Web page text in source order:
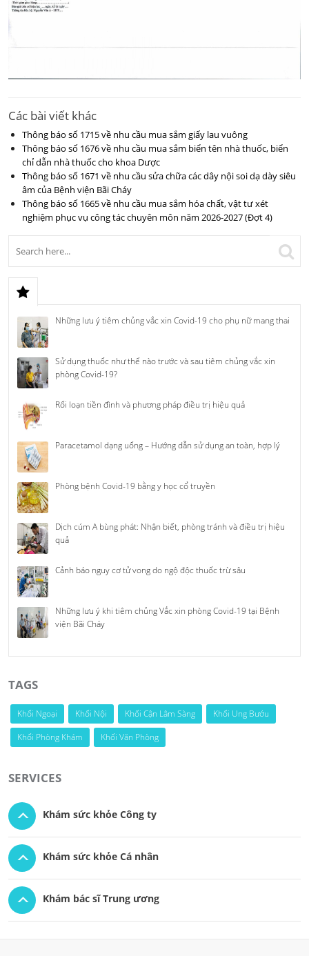
Các bài viết khác
Thông báo số 1715 về nhu cầu mua sắm giấy lau vuông
Thông báo số 1676 về nhu cầu mua sắm biển tên nhà thuốc, biển
chỉ dẫn nhà thuốc cho khoa Dược
Thông báo số 1671 về nhu cầu sửa chữa các dây nội soi dạ dày siêu
âm của Bệnh viện Bãi Cháy
Thông báo số 1665 về nhu cầu mua sắm hóa chất, vật tư xét
nghiệm phục vụ công tác chuyên môn năm 2026-2027 (Đợt 4)
Những lưu ý tiêm chủng vắc xin Covid-19 cho phụ nữ mang thai
Sử dụng thuốc như thế nào trước và sau tiêm chủng vắc xin
phòng Covid-19?
Rối loạn tiền đình và phương pháp điều trị hiệu quả
Paracetamol dạng uống – Hướng dẫn sử dụng an toàn, hợp lý
Phòng bệnh Covid-19 bằng y học cổ truyền
Dịch cúm A bùng phát: Nhận biết, phòng tránh và điều trị hiệu
quả
Cảnh báo nguy cơ tử vong do ngộ độc thuốc trừ sâu
Những lưu ý khi tiêm chủng Vắc xin phòng Covid-19 tại Bệnh
viện Bãi Cháy
TAGS
Khối Ngoại Khối Nội Khối Cận Lâm Sàng
Khối Ung Bướu
Khối Phòng Khám
Khối Văn Phòng
SERVICES
Khám sức khỏe Công ty
Khám sức khỏe Cá nhân
Khám bác sĩ Trung ương